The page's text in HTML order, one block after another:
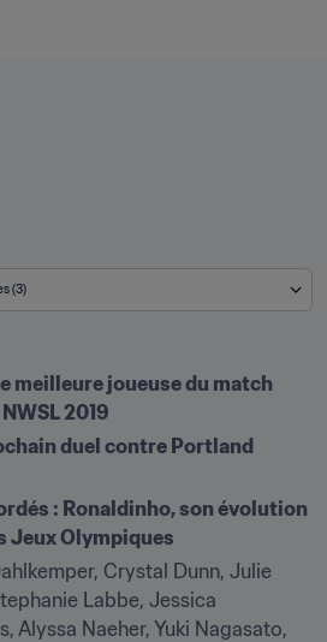
(3)
meilleure joueuse du match
2019
duel contre Portland
: Ronaldinho, son évolution
Jeux Olympiques
Crystal Dunn, Julie
Labbe, Jessica
Alyssa Naeher, Yuki Nagasato,